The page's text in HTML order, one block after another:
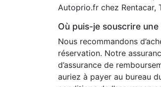
Autoprio.fr chez Rentacar,
Où puis-je souscrire
Nous recommandons
réservation. Notre
d’assurance de
auriez à payer au bureau